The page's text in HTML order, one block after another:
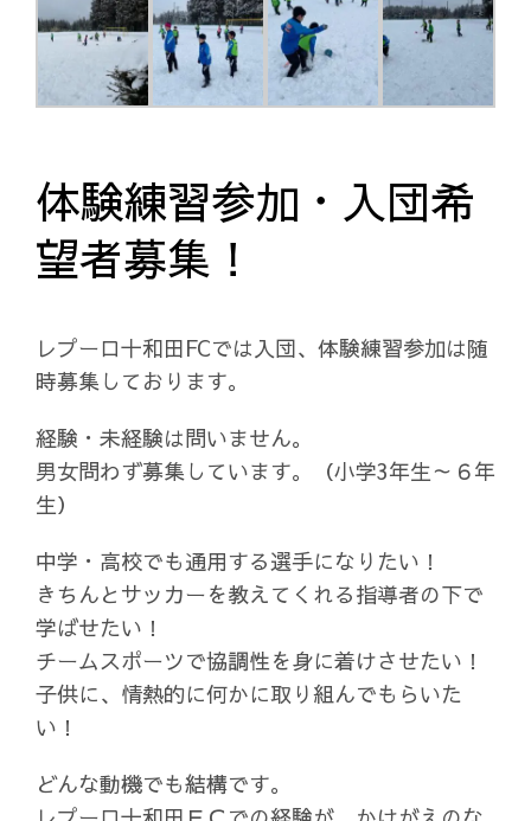
体験練習参加・入団希
望者募集！
レプーロ十和田FCでは入団、体験練習参加は随
時募集しております。
経験・未経験は問いません。
男女問わず募集しています。（小学3年生～６年
生）
中学・高校でも通用する選手になりたい！
きちんとサッカーを教えてくれる指導者の下で
学ばせたい！
チームスポーツで協調性を身に着けさせたい！
子供に、情熱的に何かに取り組んでもらいた
い！
どんな動機でも結構です。